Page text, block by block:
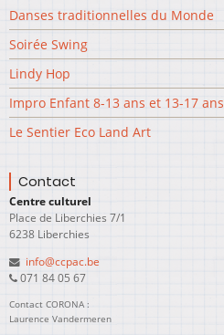
Danses traditionnelles du Monde
Soirée Swing
Lindy Hop
Impro Enfant 8-13 ans et 13-17 ans
Le Sentier Eco Land Art
Contact
Centre culturel
Place de Liberchies 7/1
6238 Liberchies
info@ccpac.be
071 84 05 67
Contact CORONA :
Laurence Vandermeren